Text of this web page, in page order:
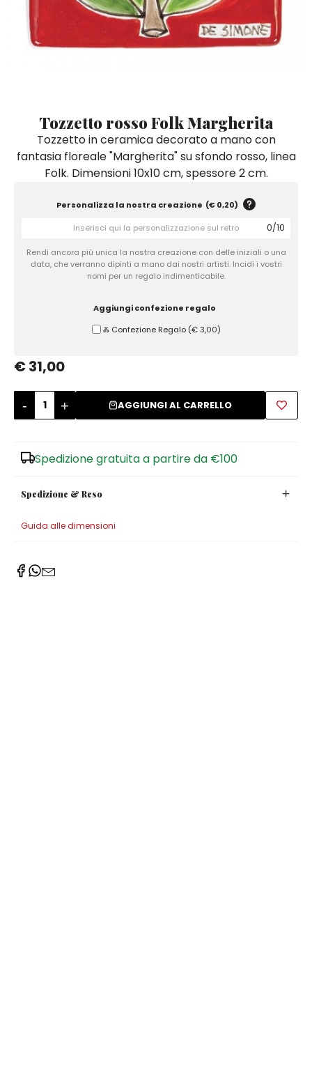
Tozzetto rosso Folk Margherita
Tozzetto in ceramica decorato a mano con
fantasia floreale "Margherita" su sfondo rosso, linea
Folk. Dimensioni 10x10 cm, spessore 2 cm.
Personalizza la nostra creazione (€ 0,20)
0/10
Rendi ancora più unica la nostra creazione con delle iniziali o una
data, che verranno dipinti a mano dai nostri artisti. Incidi i vostri
nomi per un regalo indimenticabile.
Aggiungi confezione regalo
Ⰶ Confezione Regalo (€ 3,00)
€ 31,00
- + AGGIUNGI AL CARRELLO
Spedizione gratuita a partire da €100
Spedizione & Reso
Guida alle dimensioni
Quadri e Pannelli per Pareti
Vasi
Tegamini
Portatovaglioli
Sale e Pepe - Olio e Aceto
Set Sushi
Sottopentola & Sottobottiglia
Tazzine da Caffè con Piattino
Tegami e Zuppiere
Tovaglie
Tovagliette Americane & Sottopiatti
De Simone per Giusina
Tozzetti
Vasi Mignon
Secchielli Portaghiaccio
Servizi di Piatti
Tazzine da Caffè con Piattino
Tegami e Zuppiere
Teiere
Tovagliette Americane & Sottopiatti
Zuccheriere
Secchielli Portaghiaccio
Servizi di Piatti
Tazzine da Caffè con Piattino
Tegami e Zuppiere
Teiere
Tovagliette Americane & Sottopiatti
Zuccheriere